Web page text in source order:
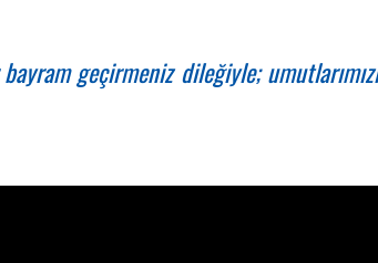
geçirmeniz dileğiyle;